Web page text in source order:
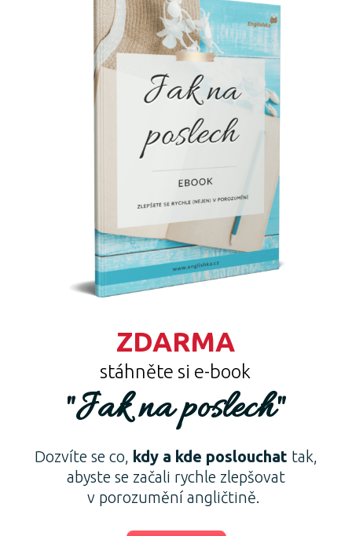
ZDARMA
stáhněte si e-book
"Jak na poslech"
Dozvíte se co, kdy a kde poslouchat tak,
abyste se začali rychle zlepšovat
v porozumění angličtině.